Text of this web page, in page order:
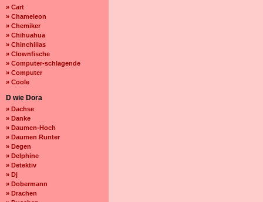
» Cart
» Chameleon
» Chemiker
» Chihuahua
» Chinchillas
» Clownfische
» Computer-schlagende
» Computer
» Coole
D wie Dora
» Dachse
» Danke
» Daumen-Hoch
» Daumen Runter
» Degen
» Delphine
» Detektiv
» Dj
» Dobermann
» Drachen